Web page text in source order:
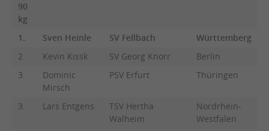
90
kg
1.
Sven Heinle SV Fellbach
Württemberg
2.
Kevin Kissk SV Georg Knorr
Berlin
3.
Dominic
Mirsch
PSV Erfurt Thüringen
3. Lars Entgens
TSV Hertha
Walheim
Nordrhein-
Westfalen